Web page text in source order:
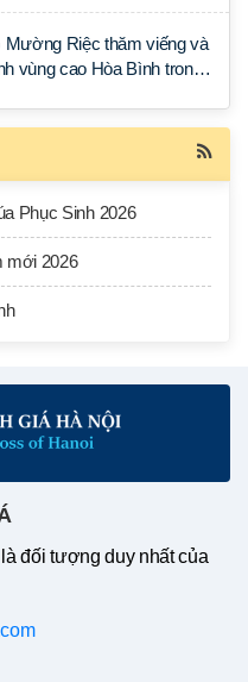
Mường Riệc thăm viếng và
vùng cao Hòa Bình trong
Phục Sinh 2026
mới 2026
đối tượng duy nhất của